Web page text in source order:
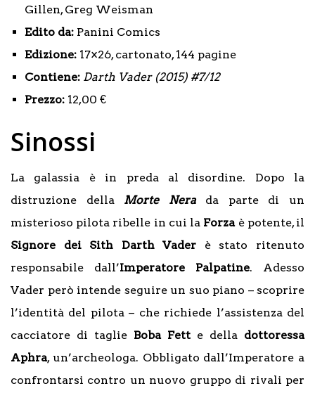
Gillen, Greg Weisman
Edito da: Panini Comics
Edizione: 17×26, cartonato, 144 pagine
Contiene: Darth Vader (2015) #7/12
Prezzo: 12,00 €
Sinossi
La galassia è in preda al disordine. Dopo la
distruzione della Morte Nerada parte di un
misterioso pilota ribelle in cui la Forzaè potente, il
Signore dei Sith Darth Vader è stato ritenuto
responsabile dall’Imperatore Palpatine. Adesso
Vader però intende seguire un suo piano – scoprire
l’identità del pilota – che richiede l’assistenza del
cacciatore di taglie Boba Fett e della dottoressa
Aphra, un’archeologa. Obbligato dall’Imperatore a
confrontarsi contro un nuovo gruppo di rivali per